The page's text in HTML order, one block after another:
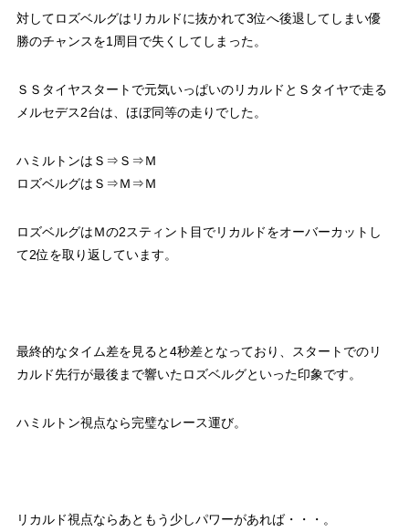
対してロズベルグはリカルドに抜かれて3位へ後退してしまい優
勝のチャンスを1周目で失くしてしまった。
ＳＳタイヤスタートで元気いっぱいのリカルドとＳタイヤで走る
メルセデス2台は、ほぼ同等の走りでした。
ハミルトンはＳ⇒Ｓ⇒Ｍ
ロズベルグはＳ⇒Ｍ⇒Ｍ
ロズベルグはＭの2スティント目でリカルドをオーバーカットし
て2位を取り返しています。
最終的なタイム差を見ると4秒差となっており、スタートでのリ
カルド先行が最後まで響いたロズベルグといった印象です。
ハミルトン視点なら完璧なレース運び。
リカルド視点ならあともう少しパワーがあれば・・・。